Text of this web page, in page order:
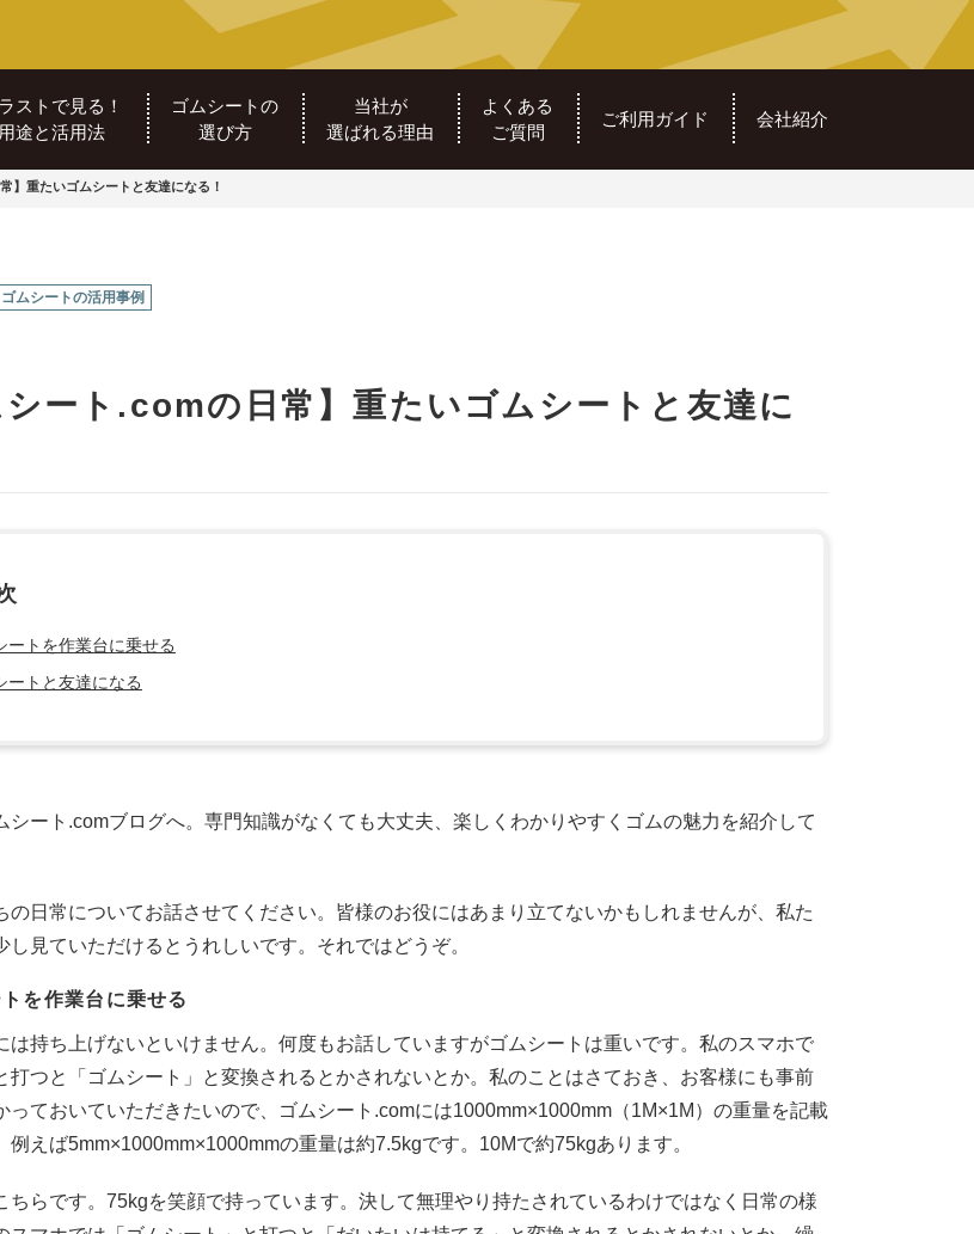
ストで見る！
用途と活用法
ゴムシートの
選び方
当社が
選ばれる理由
よくある
ご質問
ご利用ガイド 会社紹介
】重たいゴムシートと友達になる！
ゴムシートの活用事例
シート.comの日常】重たいゴムシートと友達に
ートを作業台に乗せる
ートと友達になる
シート.comブログへ。専門知識がなくても大丈夫、楽しくわかりやすくゴムの魅力を紹介して
の日常についてお話させてください。皆様のお役にはあまり立てないかもしれませんが、私た
し見ていただけるとうれしいです。それではどうぞ。
を作業台に乗せる
は持ち上げないといけません。何度もお話していますがゴムシートは重いです。私のスマホで
打つと「ゴムシート」と変換されるとかされないとか。私のことはさておき、お客様にも事前
っておいていただきたいので、ゴムシート.comには1000mm×1000mm（1M×1M）の重量を記載
例えば5mm×1000mm×1000mmの重量は約7.5kgです。10Mで約75kgあります。
ちらです。75kgを笑顔で持っています。決して無理やり持たされているわけではなく日常の様